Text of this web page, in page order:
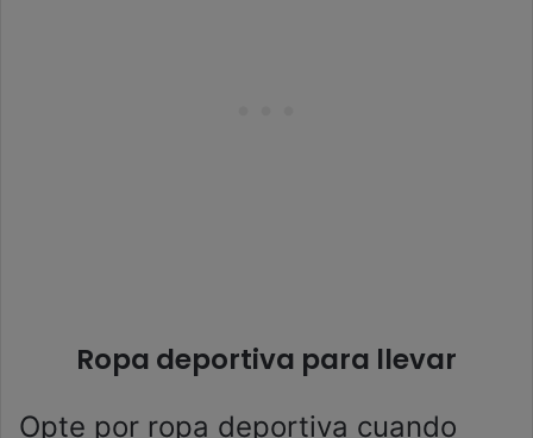
Ropa deportiva para llevar
Opte por ropa deportiva cuando